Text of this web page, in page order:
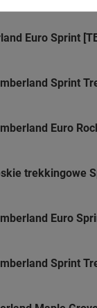
Euro Sprint
Sprint
Euro
trekkingowe
Euro
Sprint